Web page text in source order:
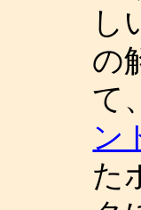
し
の
て
ン
た